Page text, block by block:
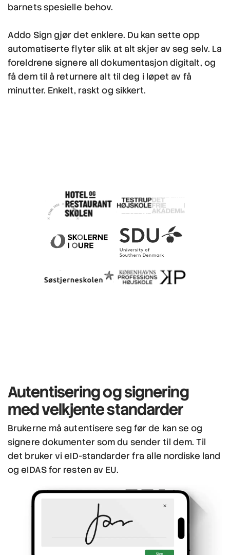
barnets spesielle behov.
Addo Sign gjør det enklere. Du kan sette opp
automatiserte flyter slik at alt skjer av seg selv. La
foreldrene signere all dokumentasjon digitalt, og
få dem til å returnere alt til deg i løpet av få
minutter. Enkelt, raskt og sikkert.
Autentisering og signering
med velkjente standarder
Brukerne må autentisere seg før de kan se og
signere dokumenter som du sender til dem. Til
det bruker vi eID-standarder fra alle nordiske land
og eIDAS for resten av EU.